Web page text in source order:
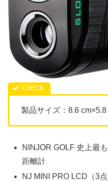
製品サイズ：8.6
NINJOR GOLF 史上最
距離計
NJ MINI PRO LCD（3